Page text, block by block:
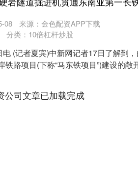
08
来源：金色配资APP下载
分类： 10倍杠杆炒股
(记者夏宾)中新网记者17日了解到
铁路项目(下称“马东铁项目”)建设的敞
公司文章已加载完成